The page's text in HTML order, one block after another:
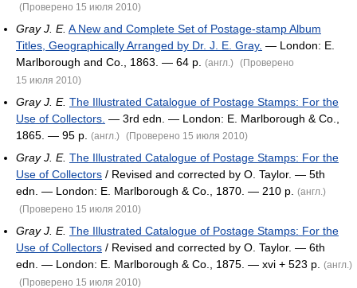
(Проверено 15 июля 2010)
Gray J. E. A New and Complete Set of Postage-stamp Album
Titles, Geographically Arranged by Dr. J. E. Gray. — London: E.
Marlborough and Co., 1863. — 64 p. (англ.) (Проверено
15 июля 2010)
Gray J. E. The Illustrated Catalogue of Postage Stamps: For the
Use of Collectors. — 3rd edn. — London: E. Marlborough & Co.,
1865. — 95 p. (англ.) (Проверено 15 июля 2010)
Gray J. E. The Illustrated Catalogue of Postage Stamps: For the
Use of Collectors / Revised and corrected by O. Taylor. — 5th
edn. — London: E. Marlborough & Co., 1870. — 210 p. (англ.)
(Проверено 15 июля 2010)
Gray J. E. The Illustrated Catalogue of Postage Stamps: For the
Use of Collectors / Revised and corrected by O. Taylor. — 6th
edn. — London: E. Marlborough & Co., 1875. — xvi + 523 p. (англ.)
(Проверено 15 июля 2010)